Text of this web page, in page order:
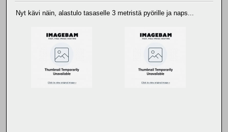
Nyt kävi näin, alastulo tasaselle 3 metristä pyörille ja naps...